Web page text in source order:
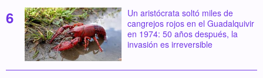
Un aristócrata soltó miles de
cangrejos rojos en el Guadalquivir
en 1974: 50 años después, la
invasión es irreversible